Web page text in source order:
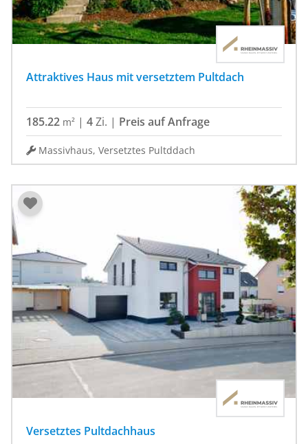
Attraktives Haus mit versetztem Pultdach
185.22 m² | 4Zi. | Preis auf Anfrage
Massivhaus, Versetztes Pultddach
Versetztes Pultdachhaus